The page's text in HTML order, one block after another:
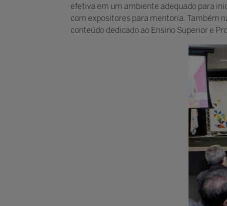
efetiva em um ambiente adequado para
com expositores para mentoria. Também
conteúdo dedicado ao Ensino Superior e